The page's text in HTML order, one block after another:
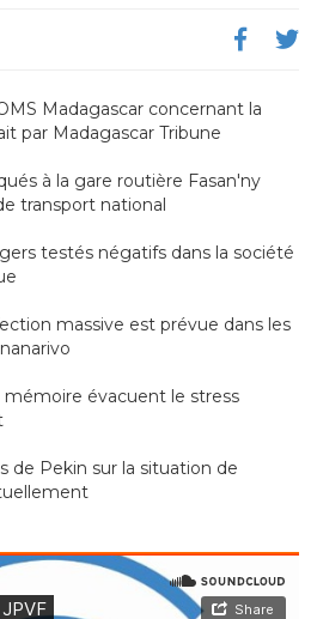
Madagascar concernant la
par Madagascar Tribune
à la gare routière Fasan'ny
transport national
testés négatifs dans la société
massive est prévue dans les
évacuent le stress
de Pekin sur la situation de